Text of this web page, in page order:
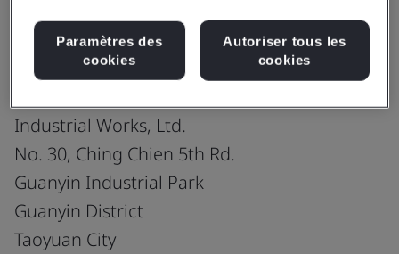
ISO 14001:2015
Industrial Works, Ltd.
No. 30, Ching Chien 5th Rd.
Guanyin Industrial Park
Guanyin District
Taoyuan City
Paramètres des
cookies
Autoriser tous les
cookies